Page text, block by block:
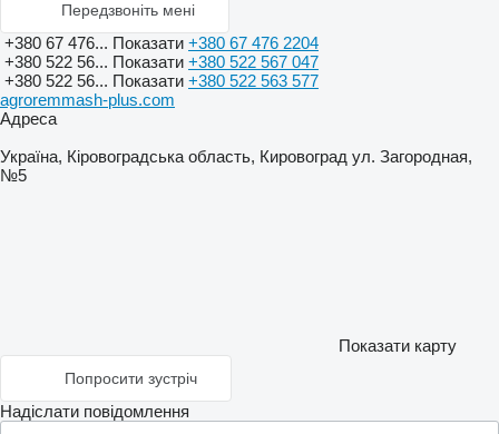
Передзвоніть мені
+380 67 476... Показати +380 67 476 2204
+380 522 56... Показати +380 522 567 047
+380 522 56... Показати +380 522 563 577
agroremmash-plus.com
Адреса
Україна, Кіровоградська область, Кировоград ул. Загородная,
№5
Показати карту
Попросити зустріч
Надіслати повідомлення